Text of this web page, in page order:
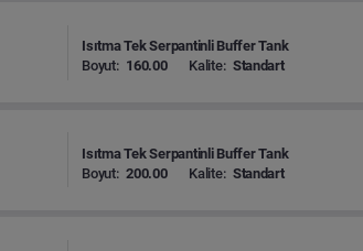
Isıtma Tek Serpantinli Buffer Tank
Boyut: 160.00 Kalite: Standart
Isıtma Tek Serpantinli Buffer Tank
Boyut: 200.00 Kalite: Standart